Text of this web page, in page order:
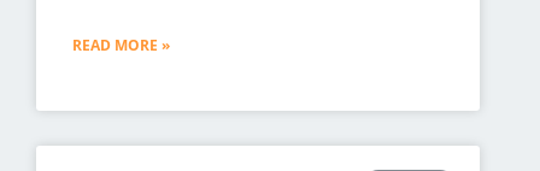
READ MORE »